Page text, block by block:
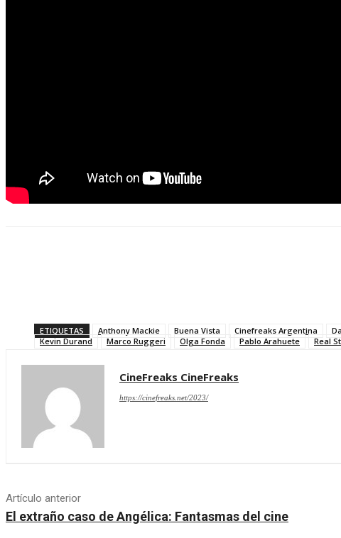
ETIQUETAS Anthony Mackie Buena Vista Cinefreaks Argentina
Kevin Durand
Marco Ruggeri Olga Fonda Pablo Arahuete Real
CineFreaks CineFreaks
https://cinefreaks.net/2023/
Artículo anterior
El extraño caso de Angélica: Fantasmas del cine